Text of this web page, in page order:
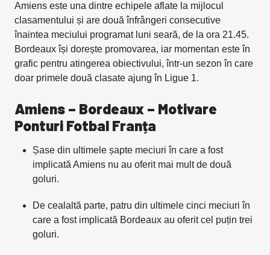
Amiens este una dintre echipele aflate la mijlocul
clasamentului și are două înfrângeri consecutive
înaintea meciului programat luni seară, de la ora 21.45.
Bordeaux își dorește promovarea, iar momentan este în
grafic pentru atingerea obiectivului, într-un sezon în care
doar primele două clasate ajung în Ligue 1.
Amiens – Bordeaux – Motivare
Ponturi Fotbal Franța
Șase din ultimele șapte meciuri în care a fost
implicată Amiens nu au oferit mai mult de două
goluri.
De cealaltă parte, patru din ultimele cinci meciuri în
care a fost implicată Bordeaux au oferit cel puțin trei
goluri.